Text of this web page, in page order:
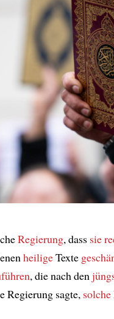
Regierung, dass sie
heiligeTexte
, die nach den
Regierung sagte, solche